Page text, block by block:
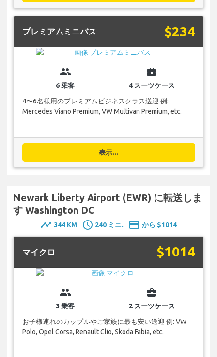
プレミアムミニバス $234
group
6 乗客
business_center
4 スーツケース
4〜6名様用のプレミアムビジネスクラス送迎 例:
Mercedes Viano Premium, VW Multivan Premium, etc.
表示...
Newark Liberty Airport (EWR) に転送しま
す Washington DC
timeline 344 KM schedule 240 ミニ. payment から $1014
マイクロ $1014
group
3 乗客
business_center
2 スーツケース
お子様連れのカップルやご家族に最も安い送迎 例: VW
Polo, Opel Corsa, Renault Clio, Skoda Fabia, etc.